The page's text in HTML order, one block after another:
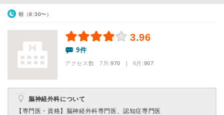
朝（8:30〜）
3.96
9件
アクセス数 7月:970 | 6月:907
脳神経外科について
【専門医・資格】 脳神経外科専門医、認知症専門医